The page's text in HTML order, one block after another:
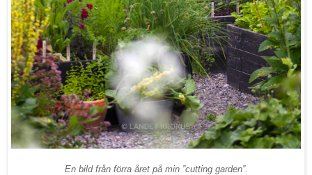
En bild från förra året på min ”cutting garden”.